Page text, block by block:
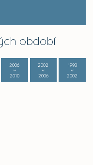
období
2006
2010
2002
2006
1998
2002